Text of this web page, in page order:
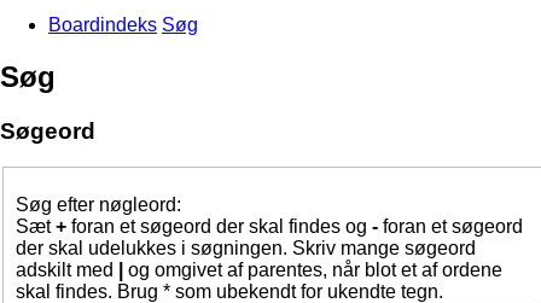
Boardindeks Søg
Søg
Søgeord
Søg efter nøgleord:
Sæt+ foran et søgeord der skal findes og - foran et søgeord
der skal udelukkes i søgningen. Skriv mange søgeord
adskilt med
og omgivet af parentes, når blot et af ordene
skal findes. Brug * som ubekendt for ukendte tegn.